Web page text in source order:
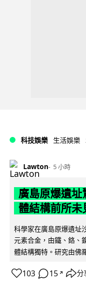
科技娛樂 生活娛樂
Lawton 5 小時
廣島原爆遺址
體結構前所未
科學家在廣島原爆遺址
元素合金，由鐵、鉻、
體結構獨特。研究由佛
103 15 ↗ 分